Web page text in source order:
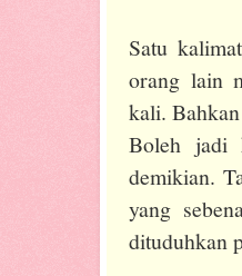
Satu
orang lain
kali.
Boleh jadi
demikian.
yang
dituduhkan